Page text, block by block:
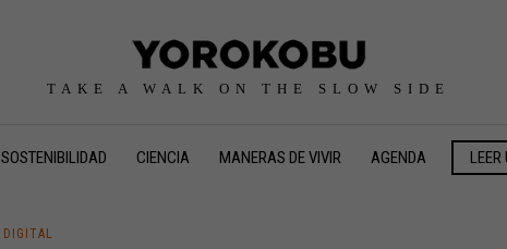
TAKE A WALK ON THE SLOW SIDE
SOSTENIBILIDAD CIENCIA MANERAS DE VIVIR AGENDA LEER
DIGITAL